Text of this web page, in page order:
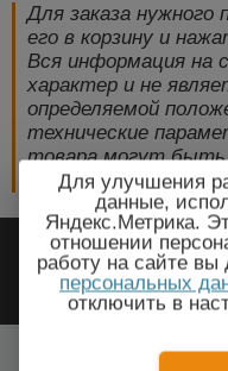
Для заказа нужного
его в корзину и
Вся информация на
характер и не
определяемой
технические
товара могут быть
без
2009-2026
Для улучшения
данные,
Яндекс.Метрика.
отношении
работу на сайте вы
персональных
отключить в